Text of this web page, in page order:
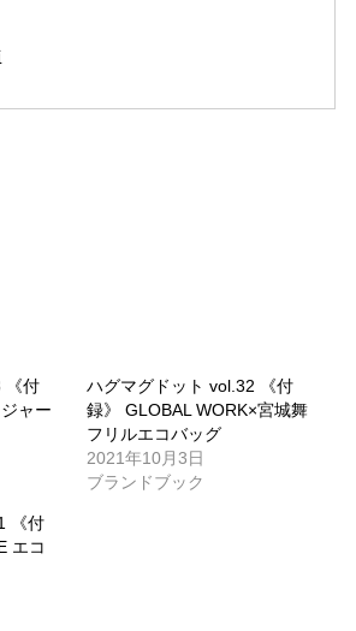
《付
ャー
ハグマグドット vol.32 《付
録》 GLOBAL WORK×宮城舞
フリルエコバッグ
2021年10月3日
ブランドブック
《付
エコ